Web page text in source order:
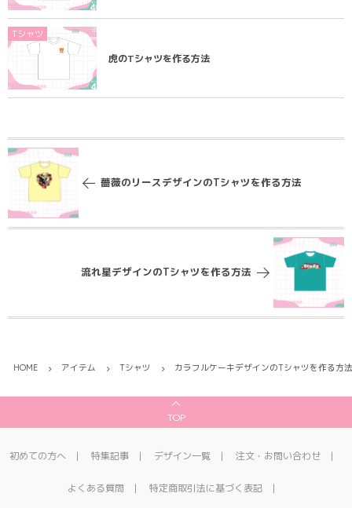
Tシャツ
虎のTシャツを作る方法
薔薇のリースデザインのTシャツを作る方法
流れ星デザインのTシャツを作る方法
HOME アイテム Tシャツ カラフルケーキデザインのTシャツを作る方法
TOP
初めての方へ 特集記事 デザイン一覧 注文・お問い合わせ
よくある質問 特定商取引法に基づく表記